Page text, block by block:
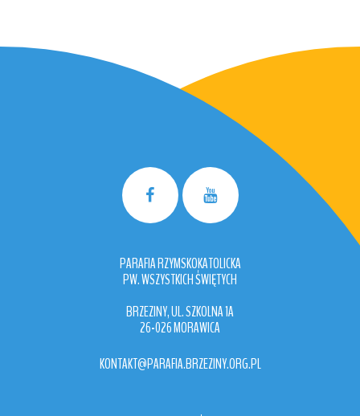
PARAFIA RZYMSKOKATOLICKA
PW. WSZYSTKICH ŚWIĘTYCH
BRZEZINY, UL. SZKOLNA 1A
26-026 MORAWICA
KONTAKT@PARAFIA.BRZEZINY.ORG.PL